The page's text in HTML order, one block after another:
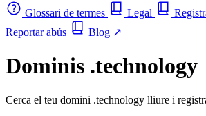
Glossari de termes
Legal
Reportar abús
Blog ↗
Dominis .technology
Cerca el teu domini .technology lliure i